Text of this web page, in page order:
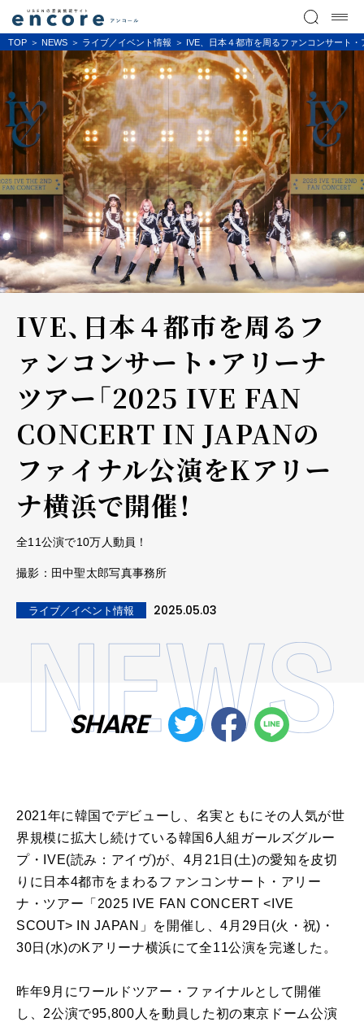
TOP NEWS ライブ／イベント情報 IVE、日本４都市を周るファンコンサート
IVE、日本４都市を周るフ
ァンコンサート・アリーナ
ツアー「2025 IVE FAN
CONCERT IN JAPANの
ファイナル公演をKアリー
ナ横浜で開催！
全11公演で10万人動員！
撮影：田中聖太郎写真事務所
ライブ／イベント情報 2025.05.03
SHARE
2021年に韓国でデビューし、名実ともにその人気が世
界規模に拡大し続けている韓国6人組ガールズグルー
プ・IVE(読み：アイヴ)が、4月21日(土)の愛知を皮切
りに日本4都市をまわるファンコンサート・アリー
ナ・ツアー「2025 IVE FAN CONCERT <IVE
SCOUT> IN JAPAN」を開催し、4月29日(火・祝)・
30日(水)のKアリーナ横浜にて全11公演を完遂した。
昨年9月にワールドツアー・ファイナルとして開催
し、2公演で95,800人を動員した初の東京ドーム公演